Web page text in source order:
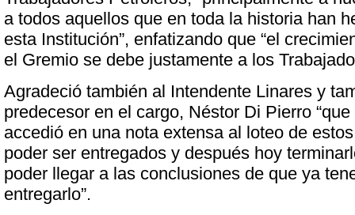
a todos aquellos que en toda la historia han
esta Institución”, enfatizando que “el
el Gremio se debe justamente a los
Agradeció también al Intendente Linares y
predecesor en el cargo, Néstor Di Pierro
accedió en una nota extensa al loteo de
poder ser entregados y después hoy
poder llegar a las conclusiones de que ya
entregarlo”.